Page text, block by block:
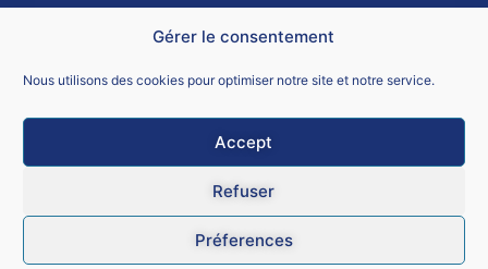
Gérer le consentement
Nous utilisons des cookies pour optimiser notre site et notre service.
Accept
Refuser
Préferences
CGU